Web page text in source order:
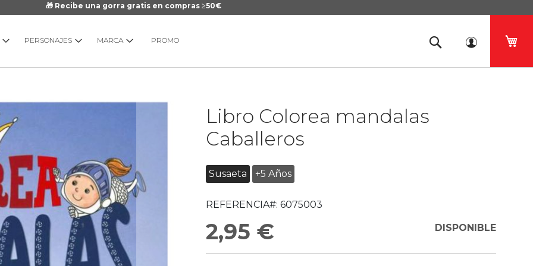
🎁 Recibe una gorra gratis en compras ≥50€
PERSONAJES MARCA PROMO
Libro Colorea mandalas
Caballeros
Susaeta +5 Años
REFERENCIA#: 6075003
2,95 € DISPONIBLE
galería
imágenes